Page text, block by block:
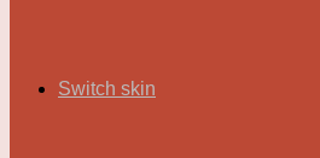
Switch skin